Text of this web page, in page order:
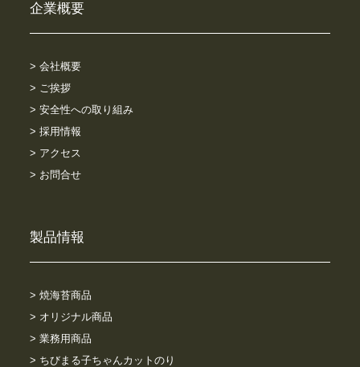
企業概要
> 会社概要
> ご挨拶
> 安全性への取り組み
> 採用情報
> アクセス
> お問合せ
製品情報
> 焼海苔商品
> オリジナル商品
> 業務用商品
> ちびまる子ちゃんカットのり